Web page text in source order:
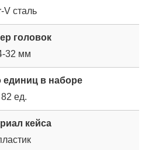
V сталь
головок
32 мм
единиц в наборе
82 ед.
кейса